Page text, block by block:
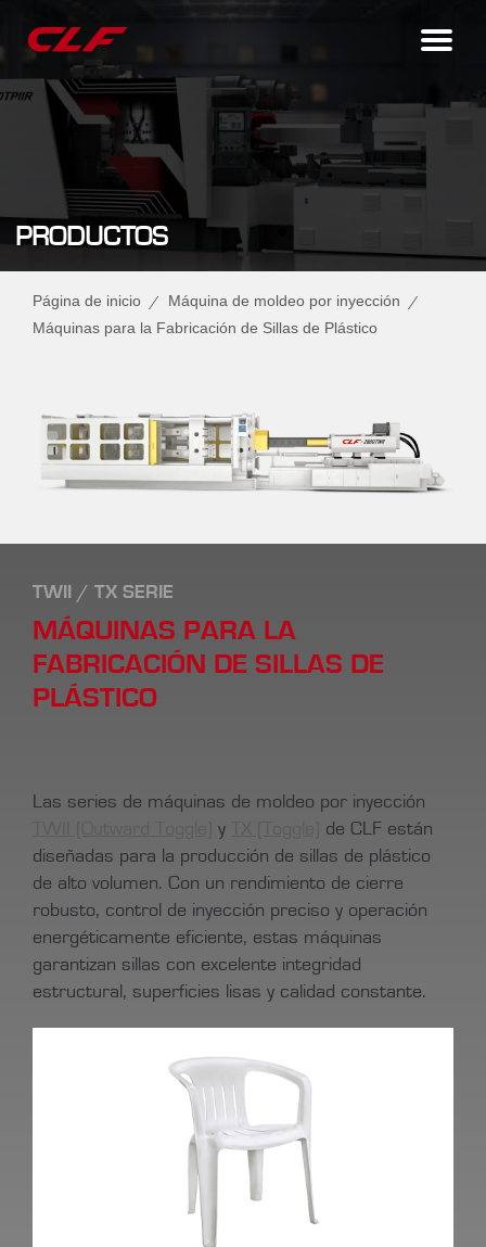
PRODUCTOS
Página de inicio
Máquina de moldeo por inyección
Máquinas para la Fabricación de Sillas de Plástico
TWII / TX SERIE
MÁQUINAS PARA LA
FABRICACIÓN DE SILLAS DE
PLÁSTICO
Las series de máquinas de moldeo por inyección
y
de CLF están
diseñadas para la producción de sillas de plástico
de alto volumen. Con un rendimiento de cierre
robusto, control de inyección preciso y operación
energéticamente eficiente, estas máquinas
garantizan sillas con excelente integridad
estructural, superficies lisas y calidad constante.